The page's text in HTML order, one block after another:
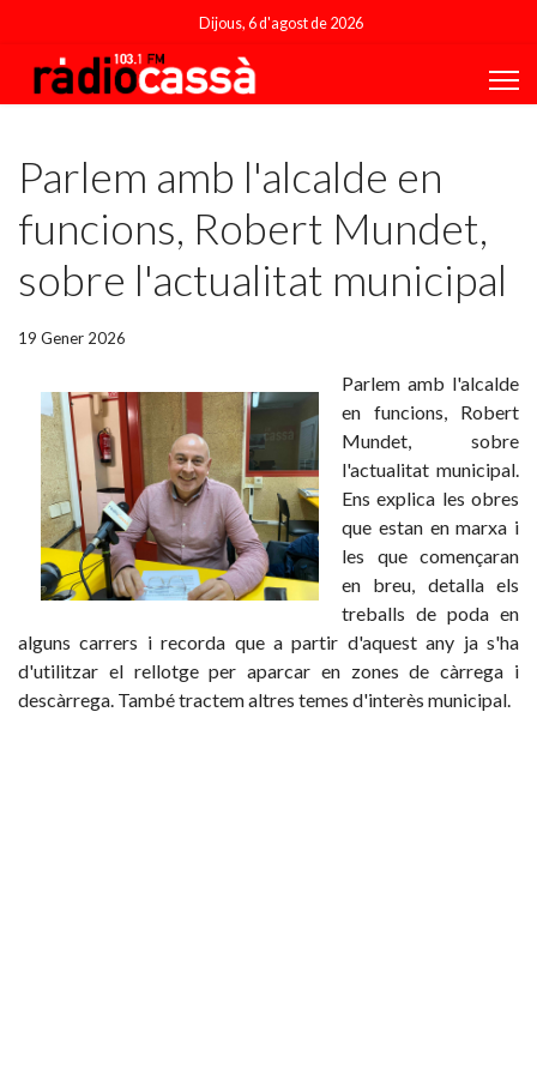
Dijous, 6 d'agost de 2026
Parlem amb l'alcalde en
funcions, Robert Mundet,
sobre l'actualitat municipal
19 Gener 2026
Parlem amb l'alcalde
en funcions, Robert
Mundet, sobre
l'actualitat municipal.
Ens explica les obres
que estan en marxa i
les que començaran
en breu, detalla els
treballs de poda en
alguns carrers i recorda que a partir d'aquest any ja s'ha
d'utilitzar el rellotge per aparcar en zones de càrrega i
descàrrega. També tractem altres temes d'interès municipal.